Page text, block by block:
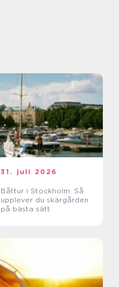
31. juli 2026
Båttur i Stockholm: Så
upplever du skärgården
på bästa sätt